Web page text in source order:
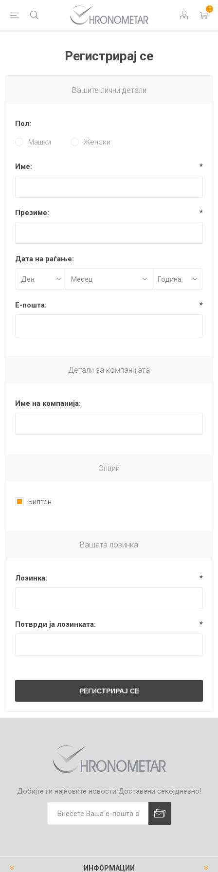
0
Регистрирај се
Вашите лични детали
Пол:
Машки Женски
Име: *
Презиме: *
Дата на раѓање:
Е-пошта: *
Детали за компанијата
Име на компанија:
Опции
Билтен
Вашата лозинка
Лозинка: *
Потврди ја лозинката: *
Добијте ги најновите новости Доставени секојдневно!
ИНФОРМАЦИИ